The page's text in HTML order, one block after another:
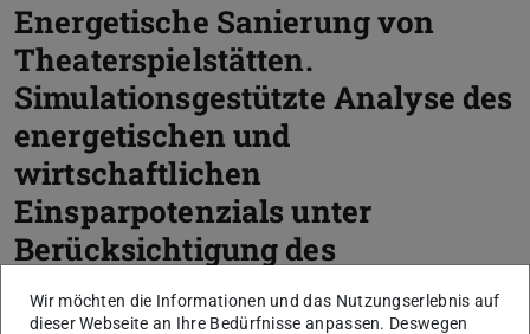
Energetische Sanierung von
Theaterspielstätten.
Simulationsgestützte Analyse des
energetischen und
wirtschaftlichen
Einsparpotenzials unter
Berücksichtigung des
Raumkonzepts
Wir möchten die Informationen und das Nutzungserlebnis auf
dieser Webseite an Ihre Bedürfnisse anpassen. Deswegen